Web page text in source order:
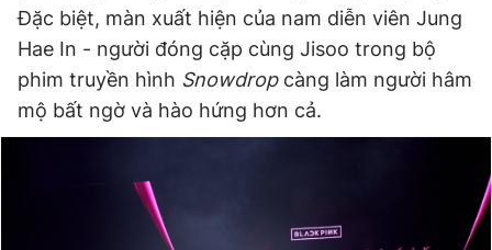
Đặc biệt, màn xuất hiện của nam diễn viên Jung
Hae In - người đóng cặp cùng Jisoo trong bộ
phim truyền hình Snowdrop càng làm người hâm
mộ bất ngờ và hào hứng hơn cả.